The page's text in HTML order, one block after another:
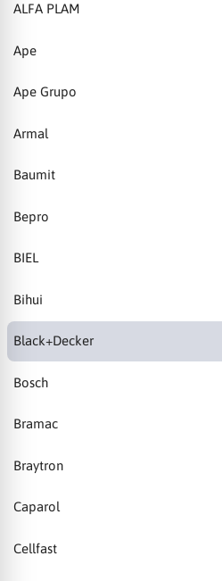
ALFA PLAM
Ape
Ape Grupo
Armal
Baumit
Bepro
BIEL
Bihui
Black+Decker
Bosch
Bramac
Braytron
Caparol
Cellfast